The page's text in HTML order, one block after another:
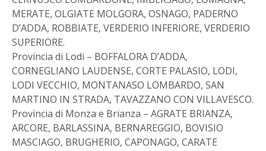
MERATE, OLGIATE MOLGORA, OSNAGO, PADERNO
D’ADDA, ROBBIATE, VERDERIO INFERIORE, VERDERIO
SUPERIORE.
Provincia di Lodi – BOFFALORA D’ADDA,
CORNEGLIANO LAUDENSE, CORTE PALASIO, LODI,
LODI VECCHIO, MONTANASO LOMBARDO, SAN
MARTINO IN STRADA, TAVAZZANO CON VILLAVESCO.
Provincia di Monza e Brianza – AGRATE BRIANZA,
ARCORE, BARLASSINA, BERNAREGGIO, BOVISIO
MASCIAGO, BRUGHERIO, CAPONAGO, CARATE